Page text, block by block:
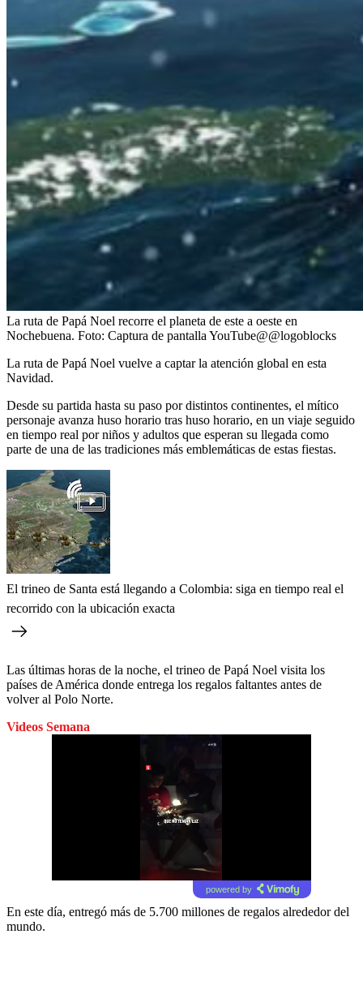
La ruta de Papá Noel recorre el planeta de este a oeste en
Nochebuena. Foto: Captura de pantalla YouTube@@logoblocks
La ruta de Papá Noel vuelve a captar la atención global en esta
Navidad.
Desde su partida hasta su paso por distintos continentes, el mítico
personaje avanza huso horario tras huso horario, en un viaje seguido
en tiempo real por niños y adultos que esperan su llegada como
parte de una de las tradiciones más emblemáticas de estas fiestas.
El trineo de Santa está llegando a Colombia: siga en tiempo real el
recorrido con la ubicación exacta
Las últimas horas de la noche, el trineo de Papá Noel visita los
países de América donde entrega los regalos faltantes antes de
volver al Polo Norte.
Videos Semana
powered by
En este día, entregó más de 5.700 millones de regalos alrededor del
mundo.